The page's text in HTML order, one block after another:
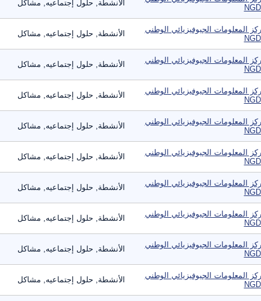
الأنشطة, حلول إجتماعيه, مشاكل
المعلومات الجيوفيزيائي الوطني
الأنشطة, حلول إجتماعيه, مشاكل
المعلومات الجيوفيزيائي الوطني
الأنشطة, حلول إجتماعيه, مشاكل
المعلومات الجيوفيزيائي الوطني
الأنشطة, حلول إجتماعيه, مشاكل
المعلومات الجيوفيزيائي الوطني
الأنشطة, حلول إجتماعيه, مشاكل
المعلومات الجيوفيزيائي الوطني
الأنشطة, حلول إجتماعيه, مشاكل
المعلومات الجيوفيزيائي الوطني
الأنشطة, حلول إجتماعيه, مشاكل
المعلومات الجيوفيزيائي الوطني
الأنشطة, حلول إجتماعيه, مشاكل
المعلومات الجيوفيزيائي الوطني
الأنشطة, حلول إجتماعيه, مشاكل
المعلومات الجيوفيزيائي الوطني
الأنشطة, حلول إجتماعيه, مشاكل